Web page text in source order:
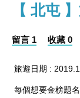
【 北屯
留言 1 收藏 0
旅遊日期 :
每個想要金榜題